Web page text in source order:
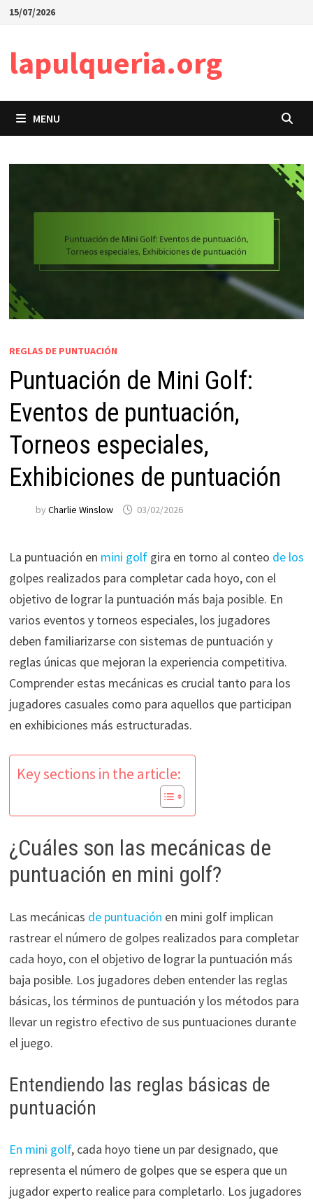
Skip15/07/2026
lapulqueria.org
MENU
REGLAS DE PUNTUACIÓN
Puntuación de Mini Golf:
Eventos de puntuación,
Torneos especiales,
Exhibiciones de puntuación
by Charlie Winslow 03/02/2026
La puntuación en mini golfgira en torno al conteo de los
golpes realizados para completar cada hoyo, con el
objetivo de lograr la puntuación más baja posible. En
varios eventos y torneos especiales, los jugadores
deben familiarizarse con sistemas de puntuación y
reglas únicas que mejoran la experiencia competitiva.
Comprender estas mecánicas es crucial tanto para los
jugadores casuales como para aquellos que participan
en exhibiciones más estructuradas.
Key sections in the article:
¿Cuáles son las mecánicas de
puntuación en mini golf?
Las mecánicas de puntuación en mini golf implican
rastrear el número de golpes realizados para completar
cada hoyo, con el objetivo de lograr la puntuación más
baja posible. Los jugadores deben entender las reglas
básicas, los términos de puntuación y los métodos para
llevar un registro efectivo de sus puntuaciones durante
el juego.
Entendiendo las reglas básicas de
puntuación
En mini golf, cada hoyo tiene un par designado, que
representa el número de golpes que se espera que un
jugador experto realice para completarlo. Los jugadores